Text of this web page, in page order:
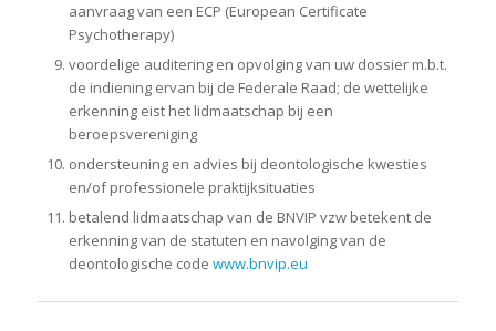
aanvraag van een ECP (European Certificate
Psychotherapy)
voordelige auditering en opvolging van uw dossier m.b.t.
de indiening ervan bij de Federale Raad; de wettelijke
erkenning eist het lidmaatschap bij een
beroepsvereniging
ondersteuning en advies bij deontologische kwesties
en/of professionele praktijksituaties
betalend lidmaatschap van de BNVIP vzw betekent de
erkenning van de statuten en navolging van de
deontologische code www.bnvip.eu